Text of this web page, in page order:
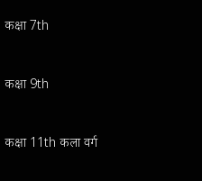
कक्षा 7th
कक्षा 9th
कक्षा 11th कला वर्ग